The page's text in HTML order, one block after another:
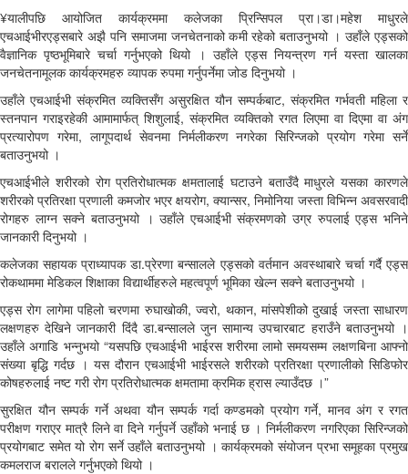
¥यालीपछि आयोजित कार्यक्रममा कलेजका प्रिन्सिपल प्रा।डा।महेश माधुरले
एचआईभीरएड्सबारे अझै पनि समाजमा जनचेतनाको कमी रहेको बताउनुभयो । उहाँले एड्सको
वैज्ञानिक पृष्ठभूमिबारे चर्चा गर्नुभएको थियो । उहाँले एड्स नियन्त्रण गर्न यस्ता खालका
जनचेतनामूलक कार्यक्रमहरु व्यापक रुपमा गर्नुपर्नेमा जोड दिनुभयो ।
उहाँले एचआईभी संक्रमित व्यक्तिसँग असुरक्षित यौन सम्पर्कबाट, संक्रमित गर्भवती महिला र
स्तनपान गराइरहेकी आमामार्फत् शिशुलाई, संक्रमित व्यक्तिको रगत लिएमा वा दिएमा वा अंग
प्रत्यारोपण गरेमा, लागूपदार्थ सेवनमा निर्मलीकरण नगरेका सिरिन्जको प्रयोग गरेमा सर्ने
बताउनुभयो ।
एचआईभीले शरीरको रोग प्रतिरोधात्मक क्षमतालाई घटाउने बताउँदै माधुरले यसका कारणले
शरीरको प्रतिरक्षा प्रणाली कमजोर भएर क्षयरोग, क्यान्सर, निमोनिया जस्ता विभिन्न अवसरवादी
रोगहरु लाग्न सक्ने बताउनुभयो । उहाँले एचआईभी संक्रमणको उग्र रुपलाई एड्स भनिने
जानकारी दिनुभयो ।
कलेजका सहायक प्राध्यापक डा.प्रेरणा बन्सालले एड्सको वर्तमान अवस्थाबारे चर्चा गर्दै एड्स
रोकथाममा मेडिकल शिक्षाका विद्यार्थीहरुले महत्वपूर्ण भूमिका खेल्न सक्ने बताउनुभयो ।
एड्स रोग लागेमा पहिलो चरणमा रुघाखोकी, ज्वरो, थकान, मांसपेशीको दुखाई जस्ता साधारण
लक्षणहरु देखिने जानकारी दिंदै डा.बन्सालले जुन सामान्य उपचारबाट हराउँने बताउनुभयो ।
उहाँले अगाडि भन्नुभयो “यसपछि एचआईभी भाईरस शरीरमा लामो समयसम्म लक्षणबिना आफ्नो
संख्या बृद्धि गर्दछ । यस दौरान एचआईभी भाईरसले शरीरको प्रतिरक्षा प्रणालीको सिडिफोर
कोषहरुलाई नष्ट गरी रोग प्रतिरोधात्मक क्षमतामा क्रमिक ह्रास ल्याउँदछ ।”
सुरक्षित यौन सम्पर्क गर्ने अथवा यौन सम्पर्क गर्दा कण्डमको प्रयोग गर्ने, मानव अंग र रगत
परीक्षण गराएर मात्रै लिने वा दिने गर्नुपर्ने उहाँको भनाई छ । निर्मलीकरण नगरिएका सिरिन्जको
प्रयोगबाट समेत यो रोग सर्ने उहाँले बताउनुभयो । कार्यक्रमको संयोजन प्रभा समूहका प्रमुख
कमलराज बरालले गर्नुभएको थियो ।